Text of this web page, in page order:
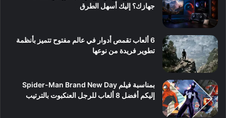
جهازك؟ إليك أسهل الطرق
6 ألعاب تقمص أدوار في عالم مفتوح تتميز بأنظمة
تطوير فريدة من نوعها
بمناسبة فيلم Spider-Man Brand New Day
إليكم أفضل 8 ألعاب للرجل العنكبوت بالترتيب